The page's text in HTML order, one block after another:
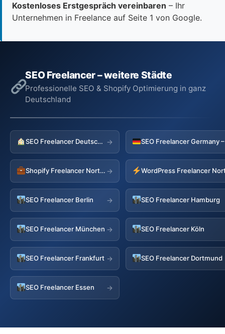
Kostenloses Erstgespräch vereinbaren – Ihr
Unternehmen in Freelance auf Seite 1 von Google.
SEO Freelancer – weitere Städte
Professionelle SEO & Shopify Optimierung in ganz
Deutschland
SEO Freelancer Deutschland →
Shopify Freelancer Nortorf → WordPress Freelancer
SEO Freelancer Berlin → SEO Freelancer Hamburg
SEO Freelancer München → SEO Freelancer Köln
SEO Freelancer Frankfurt → SEO Freelancer Dortmund
SEO Freelancer Essen →